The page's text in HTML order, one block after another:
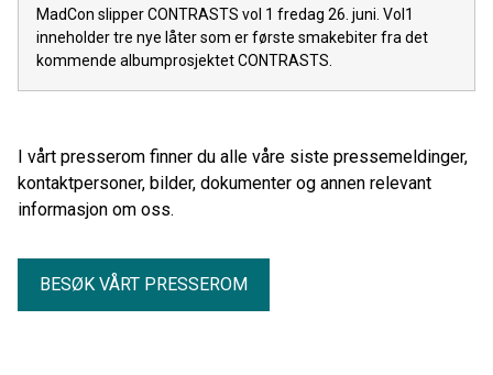
MadCon slipper CONTRASTS vol 1 fredag 26. juni. Vol1
inneholder tre nye låter som er første smakebiter fra det
kommende albumprosjektet CONTRASTS.
I vårt presserom finner du alle våre siste pressemeldinger,
kontaktpersoner, bilder, dokumenter og annen relevant
informasjon om oss.
BESØK VÅRT PRESSEROM